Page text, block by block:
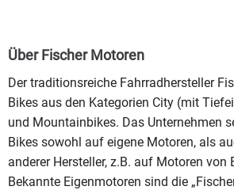
Über Fischer Motoren
Der traditionsreiche Fahrradhersteller
Bikes aus den Kategorien City (mit
und Mountainbikes. Das Unternehmen
Bikes sowohl auf eigene Motoren, als
anderer Hersteller, z.B. auf Motoren von
Bekannte Eigenmotoren sind die